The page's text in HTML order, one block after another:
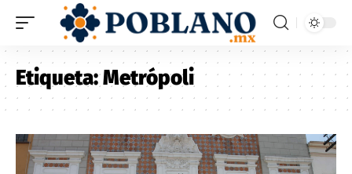
Etiqueta:Metrópoli